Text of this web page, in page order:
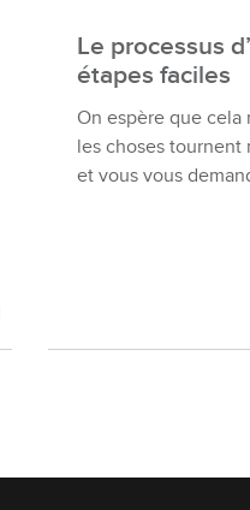
Le processus
étapes faciles
On espère que cela
les choses tournent
et vous vous